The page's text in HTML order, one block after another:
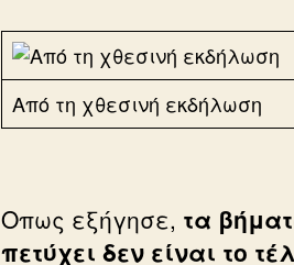
Από τη χθεσινή εκδήλωση
Οπως εξήγησε, τα
πετύχει δεν είναι το